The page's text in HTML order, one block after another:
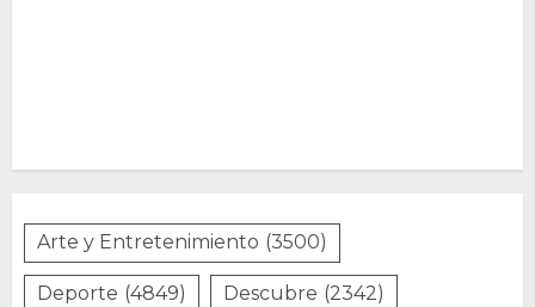
Arte y Entretenimiento (3500)
Deporte (4849) Descubre (2342)